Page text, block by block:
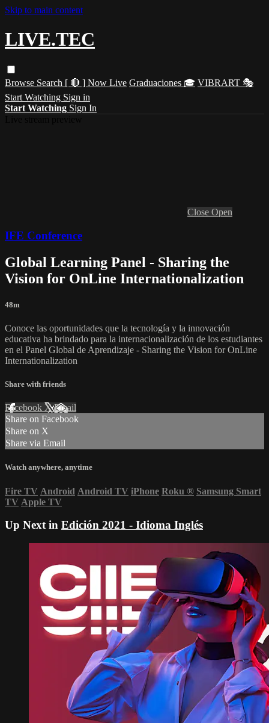
Skip to main content
LIVE.TEC
Browse Search [ 🔴 ] Now Live Graduaciones 🎓 VIBRART 🎭
Start Watching Sign in
Start Watching Sign In
Close Open
IFE Conference
Global Learning Panel - Sharing the
Vision for OnLine Internationalization
48m
Conoce las oportunidades que la tecnología y la innovación
educativa ha brindado para la internacionalización de los estudiantes
en el Panel Global de Aprendizaje - Sharing the Vision for OnLine
Internationalization
Share with friends
Facebook XEmail
Share on Facebook
Share on X
Share via Email
Watch anywhere, anytime
Fire TV Android Android TV iPhone Roku ® Samsung Smart
TV Apple TV
Up Next in Edición 2021 - Idioma Inglés